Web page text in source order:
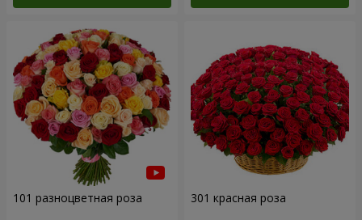
101 разноцветная роза 301 красная роза